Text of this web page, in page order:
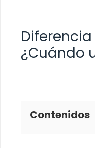
¿Cuándo
Contenidos